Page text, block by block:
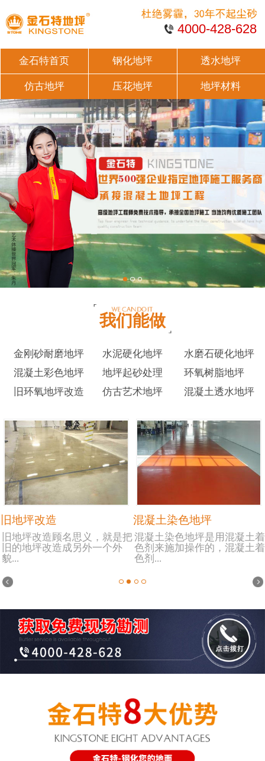
4000-428-628
金石特首页 钢化地坪 透水地坪
仿古地坪 压花地坪 地坪材料
我们能做
金刚砂耐磨地坪 水泥硬化地坪
水磨石硬化地坪
混凝土彩色地坪
地坪起砂处理
环氧树脂地坪
旧环氧地坪改造
仿古艺术地坪 混凝土透水地坪
旧地坪改造
旧地坪改造顾名思义，就是把
旧的地坪改造成另外一个外
貌...
混凝土染色地坪
混凝土染色地坪是用混凝土着
色剂来施加操作的，混凝土着
色剂...